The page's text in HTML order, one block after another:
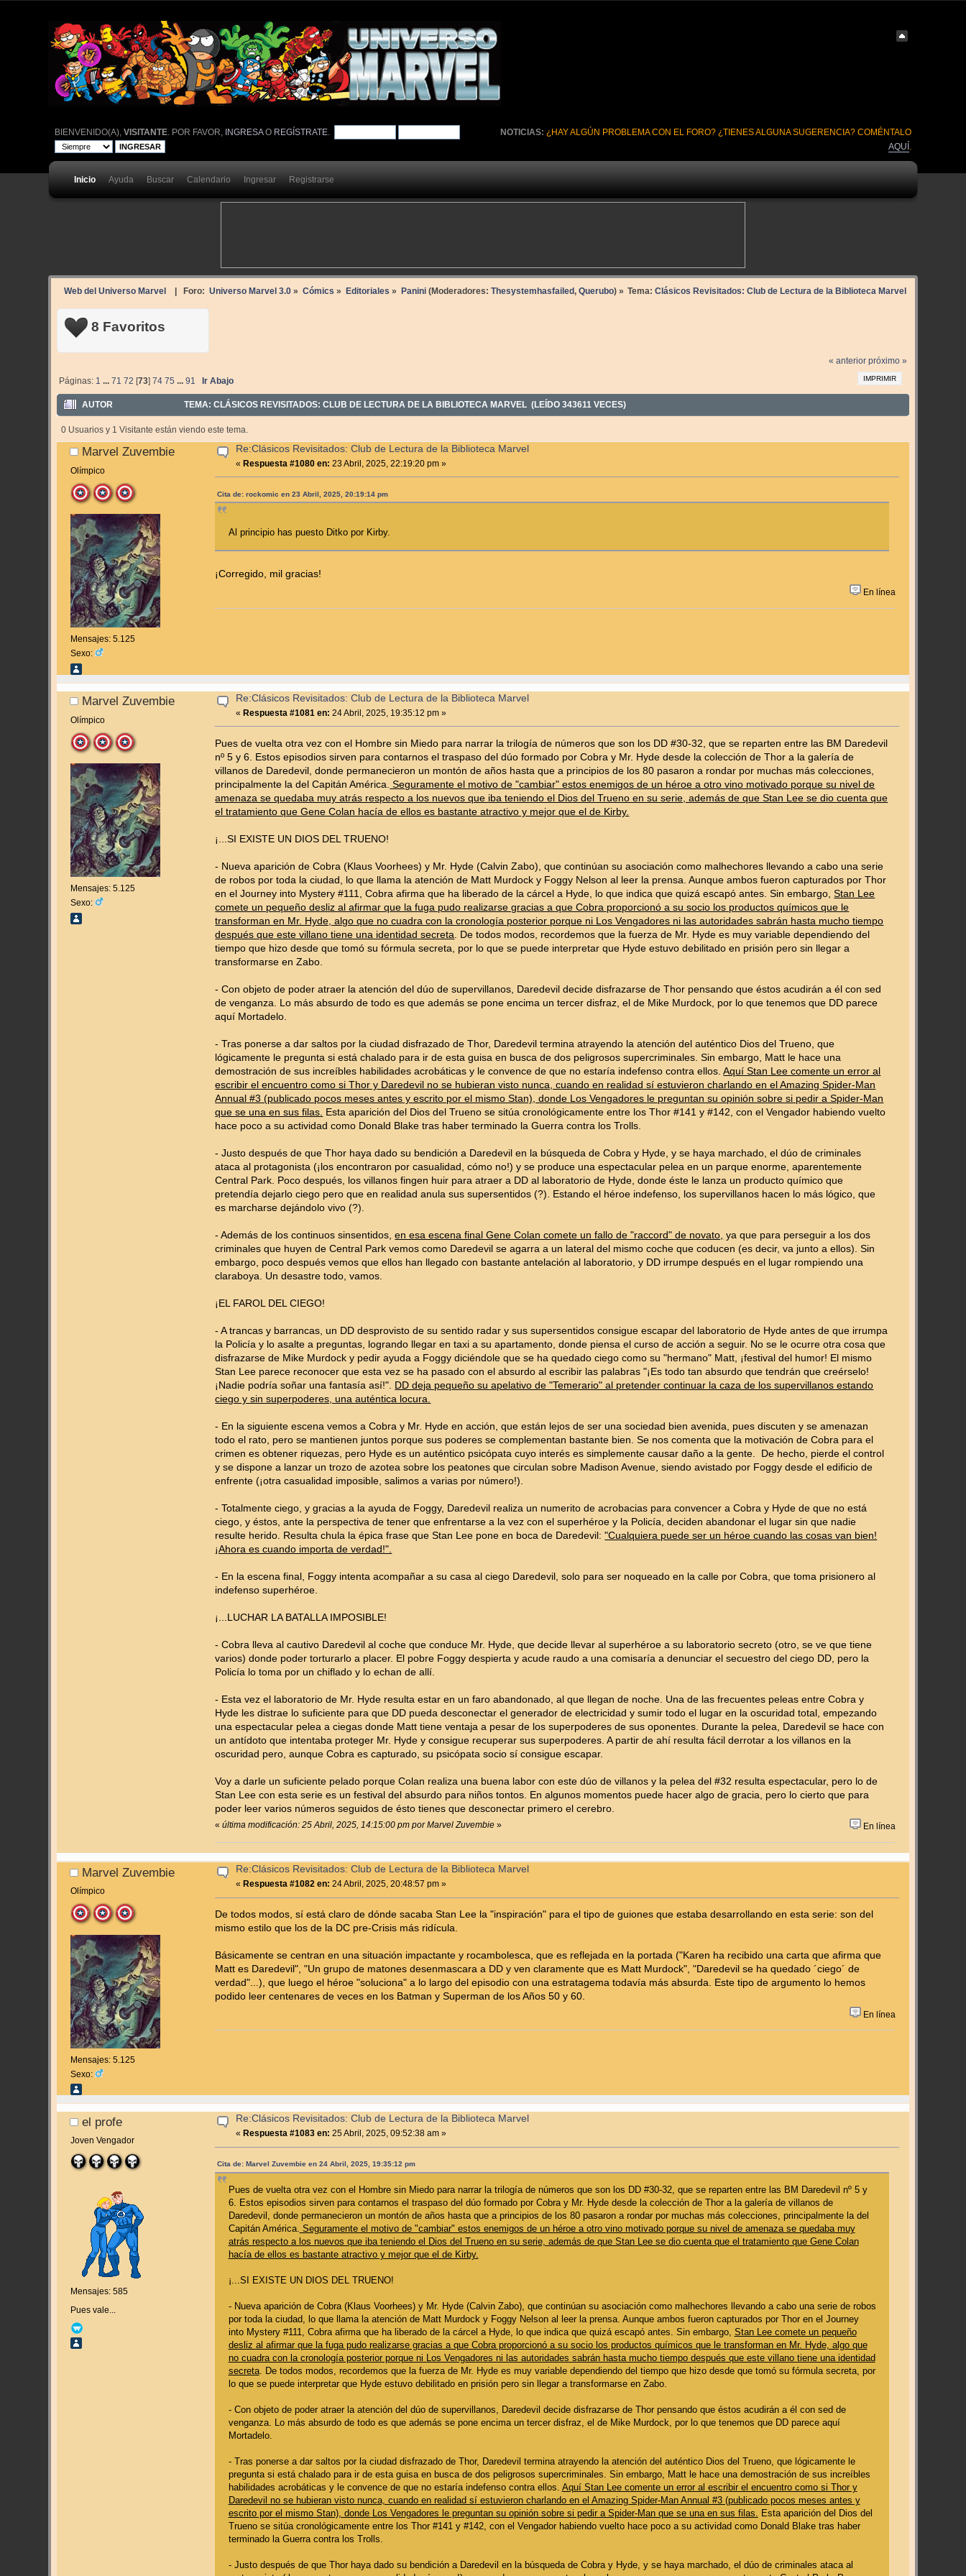
NOTICIAS: ¿HAY ALGÚN PROBLEMA CON EL FORO? ¿TIENES ALGUNA SUGERENCIA? COMÉNTALO
AQUÍ
BIENVENIDO(A), VISITANTE. POR FAVOR, INGRESAO REGÍSTRATE.
Inicio Ayuda Buscar Calendario Ingresar Registrarse
Web del Universo Marvel | Foro: Universo Marvel 3.0» Cómics » Editoriales » Panini(Moderadores: Thesystemhasfailed, Querubo) » Tema:Clásicos Revisitados: Club de Lectura de la Biblioteca Marvel
8 Favoritos
« anterior próximo »
IMPRIMIR
Páginas: 1 ... 71 72 [73] 74 75 ... 91 Ir Abajo
AUTOR TEMA: CLÁSICOS REVISITADOS: CLUB DE LECTURA DE LA BIBLIOTECA MARVEL (LEÍDO 343611 VECES)
0 Usuarios y 1 Visitante están viendo este tema.
Marvel Zuvembie
Olímpico
Mensajes: 5.125
Sexo:
Re:Clásicos Revisitados: Club de Lectura de la Biblioteca Marvel
«Respuesta #1080 en: 23 Abril, 2025, 22:19:20 pm »
Cita de: rockomic en 23 Abril, 2025, 20:19:14 pm
Al principio has puesto Ditko por Kirby.
¡Corregido, mil gracias!
En línea
Marvel Zuvembie
Olímpico
Mensajes: 5.125
Sexo:
Re:Clásicos Revisitados: Club de Lectura de la Biblioteca Marvel
«Respuesta #1081 en: 24 Abril, 2025, 19:35:12 pm »
Pues de vuelta otra vez con el Hombre sin Miedo para narrar la trilogía de números que son los DD #30-32, que se reparten entre las BM Daredevil
nº 5 y 6. Estos episodios sirven para contarnos el traspaso del dúo formado por Cobra y Mr. Hyde desde la colección de Thor a la galería de
villanos de Daredevil, donde permanecieron un montón de años hasta que a principios de los 80 pasaron a rondar por muchas más colecciones,
principalmente la del Capitán América. Seguramente el motivo de "cambiar" estos enemigos de un héroe a otro vino motivado porque su nivel de
amenaza se quedaba muy atrás respecto a los nuevos que iba teniendo el Dios del Trueno en su serie, además de que Stan Lee se dio cuenta que
el tratamiento que Gene Colan hacía de ellos es bastante atractivo y mejor que el de Kirby.
¡...SI EXISTE UN DIOS DEL TRUENO!
- Nueva aparición de Cobra (Klaus Voorhees) y Mr. Hyde (Calvin Zabo), que continúan su asociación como malhechores llevando a cabo una serie
de robos por toda la ciudad, lo que llama la atención de Matt Murdock y Foggy Nelson al leer la prensa. Aunque ambos fueron capturados por Thor
en el Journey into Mystery #111, Cobra afirma que ha liberado de la cárcel a Hyde, lo que indica que quizá escapó antes. Sin embargo,Stan Lee
comete un pequeño desliz al afirmar que la fuga pudo realizarse gracias a que Cobra proporcionó a su socio los productos químicos que le
transforman en Mr. Hyde, algo que no cuadra con la cronología posterior porque ni Los Vengadores ni las autoridades sabrán hasta mucho tiempo
después que este villano tiene una identidad secreta . De todos modos, recordemos que la fuerza de Mr. Hyde es muy variable dependiendo del
tiempo que hizo desde que tomó su fórmula secreta, por lo que se puede interpretar que Hyde estuvo debilitado en prisión pero sin llegar a
transformarse en Zabo.
- Con objeto de poder atraer la atención del dúo de supervillanos, Daredevil decide disfrazarse de Thor pensando que éstos acudirán a él con sed
de venganza. Lo más absurdo de todo es que además se pone encima un tercer disfraz, el de Mike Murdock, por lo que tenemos que DD parece
aquí Mortadelo.
- Tras ponerse a dar saltos por la ciudad disfrazado de Thor, Daredevil termina atrayendo la atención del auténtico Dios del Trueno, que
lógicamente le pregunta si está chalado para ir de esta guisa en busca de dos peligrosos supercriminales. Sin embargo, Matt le hace una
demostración de sus increíbles habilidades acrobáticas y le convence de que no estaría indefenso contra ellos.Aquí Stan Lee comente un error al
escribir el encuentro como si Thor y Daredevil no se hubieran visto nunca, cuando en realidad sí estuvieron charlando en el Amazing Spider-Man
Annual #3 (publicado pocos meses antes y escrito por el mismo Stan), donde Los Vengadores le preguntan su opinión sobre si pedir a Spider-Man
que se una en sus filas. Esta aparición del Dios del Trueno se sitúa cronológicamente entre los Thor #141 y #142, con el Vengador habiendo vuelto
hace poco a su actividad como Donald Blake tras haber terminado la Guerra contra los Trolls.
- Justo después de que Thor haya dado su bendición a Daredevil en la búsqueda de Cobra y Hyde, y se haya marchado, el dúo de criminales
ataca al protagonista (¡los encontraron por casualidad, cómo no!) y se produce una espectacular pelea en un parque enorme, aparentemente
Central Park. Poco después, los villanos fingen huir para atraer a DD al laboratorio de Hyde, donde éste le lanza un producto químico que
pretendía dejarlo ciego pero que en realidad anula sus supersentidos (?). Estando el héroe indefenso, los supervillanos hacen lo más lógico, que
es marcharse dejándolo vivo (?).
- Además de los continuos sinsentidos,en esa escena final Gene Colan comete un fallo de "raccord" de novato, ya que para perseguir a los dos
criminales que huyen de Central Park vemos como Daredevil se agarra a un lateral del mismo coche que coducen (es decir, va junto a ellos). Sin
embargo, poco después vemos que ellos han llegado con bastante antelación al laboratorio, y DD irrumpe después en el lugar rompiendo una
claraboya. Un desastre todo, vamos.
¡EL FAROL DEL CIEGO!
- A trancas y barrancas, un DD desprovisto de su sentido radar y sus supersentidos consigue escapar del laboratorio de Hyde antes de que irrumpa
la Policía y lo asalte a preguntas, logrando llegar en taxi a su apartamento, donde piensa el curso de acción a seguir. No se le ocurre otra cosa que
disfrazarse de Mike Murdock y pedir ayuda a Foggy diciéndole que se ha quedado ciego como su "hermano" Matt, ¡festival del humor! El mismo
Stan Lee parece reconocer que esta vez se ha pasado con el absurdo al escribir las palabras "¡Es todo tan absurdo que tendrán que creérselo!
¡Nadie podría soñar una fantasía así!". DD deja pequeño su apelativo de "Temerario" al pretender continuar la caza de los supervillanos estando
ciego y sin superpoderes, una auténtica locura.
- En la siguiente escena vemos a Cobra y Mr. Hyde en acción, que están lejos de ser una sociedad bien avenida, pues discuten y se amenazan
todo el rato, pero se mantienen juntos porque sus poderes se complementan bastante bien. Se nos comenta que la motivación de Cobra para el
crimen es obtener riquezas, pero Hyde es un auténtico psicópata cuyo interés es simplemente causar daño a la gente. De hecho, pierde el control
y se dispone a lanzar un trozo de azotea sobre los peatones que circulan sobre Madison Avenue, siendo avistado por Foggy desde el edificio de
enfrente (¡otra casualidad imposible, salimos a varias por número!).
- Totalmente ciego, y gracias a la ayuda de Foggy, Daredevil realiza un numerito de acrobacias para convencer a Cobra y Hyde de que no está
ciego, y éstos, ante la perspectiva de tener que enfrentarse a la vez con el superhéroe y la Policía, deciden abandonar el lugar sin que nadie
resulte herido. Resulta chula la épica frase que Stan Lee pone en boca de Daredevil:"Cualquiera puede ser un héroe cuando las cosas van bien!
¡Ahora es cuando importa de verdad!".
- En la escena final, Foggy intenta acompañar a su casa al ciego Daredevil, solo para ser noqueado en la calle por Cobra, que toma prisionero al
indefenso superhéroe.
¡...LUCHAR LA BATALLA IMPOSIBLE!
- Cobra lleva al cautivo Daredevil al coche que conduce Mr. Hyde, que decide llevar al superhéroe a su laboratorio secreto (otro, se ve que tiene
varios) donde poder torturarlo a placer. El pobre Foggy despierta y acude raudo a una comisaría a denunciar el secuestro del ciego DD, pero la
Policía lo toma por un chiflado y lo echan de allí.
- Esta vez el laboratorio de Mr. Hyde resulta estar en un faro abandonado, al que llegan de noche. Una de las frecuentes peleas entre Cobra y
Hyde les distrae lo suficiente para que DD pueda desconectar el generador de electricidad y sumir todo el lugar en la oscuridad total, empezando
una espectacular pelea a ciegas donde Matt tiene ventaja a pesar de los superpoderes de sus oponentes. Durante la pelea, Daredevil se hace con
un antídoto que intentaba proteger Mr. Hyde y consigue recuperar sus superpoderes. A partir de ahí resulta fácil derrotar a los villanos en la
oscuridad pero, aunque Cobra es capturado, su psicópata socio sí consigue escapar.
Voy a darle un suficiente pelado porque Colan realiza una buena labor con este dúo de villanos y la pelea del #32 resulta espectacular, pero lo de
Stan Lee con esta serie es un festival del absurdo para niños tontos. En algunos momentos puede hacer algo de gracia, pero lo cierto que para
poder leer varios números seguidos de ésto tienes que desconectar primero el cerebro.
«última modificación: 25 Abril, 2025, 14:15:00 pm por Marvel Zuvembie » En línea
Marvel Zuvembie
Olímpico
Mensajes: 5.125
Sexo:
Re:Clásicos Revisitados: Club de Lectura de la Biblioteca Marvel
« Respuesta #1082 en: 24 Abril, 2025, 20:48:57 pm »
De todos modos, sí está claro de dónde sacaba Stan Lee la "inspiración" para el tipo de guiones que estaba desarrollando en esta serie: son del
mismo estilo que los de la DC pre-Crisis más ridícula.
Básicamente se centran en una situación impactante y rocambolesca, que es reflejada en la portada ("Karen ha recibido una carta que afirma que
Matt es Daredevil", "Un grupo de matones desenmascara a DD y ven claramente que es Matt Murdock", "Daredevil se ha quedado ´ciego´ de
verdad"...), que luego el héroe "soluciona" a lo largo del episodio con una estratagema todavía más absurda. Este tipo de argumento lo hemos
podido leer centenares de veces en los Batman y Superman de los Años 50 y 60.
En línea
el profe
Joven Vengador
Mensajes: 585
Pues vale...
Re:Clásicos Revisitados: Club de Lectura de la Biblioteca Marvel
« Respuesta #1083 en: 25 Abril, 2025, 09:52:38 am »
Cita de: Marvel Zuvembie en 24 Abril, 2025, 19:35:12 pm
Pues de vuelta otra vez con el Hombre sin Miedo para narrar la trilogía de números que son los DD #30-32, que se reparten entre las BM Daredevil nº 5 y
6. Estos episodios sirven para contarnos el traspaso del dúo formado por Cobra y Mr. Hyde desde la colección de Thor a la galería de villanos de
Daredevil, donde permanecieron un montón de años hasta que a principios de los 80 pasaron a rondar por muchas más colecciones, principalmente la del
Capitán América. Seguramente el motivo de "cambiar" estos enemigos de un héroe a otro vino motivado porque su nivel de amenaza se quedaba muy
atrás respecto a los nuevos que iba teniendo el Dios del Trueno en su serie, además de que Stan Lee se dio cuenta que el tratamiento que Gene Colan
hacía de ellos es bastante atractivo y mejor que el de Kirby.
¡...SI EXISTE UN DIOS DEL TRUENO!
- Nueva aparición de Cobra (Klaus Voorhees) y Mr. Hyde (Calvin Zabo), que continúan su asociación como malhechores llevando a cabo una serie de robos
por toda la ciudad, lo que llama la atención de Matt Murdock y Foggy Nelson al leer la prensa. Aunque ambos fueron capturados por Thor en el Journey
into Mystery #111, Cobra afirma que ha liberado de la cárcel a Hyde, lo que indica que quizá escapó antes. Sin embargo, Stan Lee comete un pequeño
desliz al afirmar que la fuga pudo realizarse gracias a que Cobra proporcionó a su socio los productos químicos que le transforman en Mr. Hyde, algo que
no cuadra con la cronología posterior porque ni Los Vengadores ni las autoridades sabrán hasta mucho tiempo después que este villano tiene una identidad
secreta. De todos modos, recordemos que la fuerza de Mr. Hyde es muy variable dependiendo del tiempo que hizo desde que tomó su fórmula secreta, por
lo que se puede interpretar que Hyde estuvo debilitado en prisión pero sin llegar a transformarse en Zabo.
- Con objeto de poder atraer la atención del dúo de supervillanos, Daredevil decide disfrazarse de Thor pensando que éstos acudirán a él con sed de
venganza. Lo más absurdo de todo es que además se pone encima un tercer disfraz, el de Mike Murdock, por lo que tenemos que DD parece aquí
Mortadelo.
- Tras ponerse a dar saltos por la ciudad disfrazado de Thor, Daredevil termina atrayendo la atención del auténtico Dios del Trueno, que lógicamente le
pregunta si está chalado para ir de esta guisa en busca de dos peligrosos supercriminales. Sin embargo, Matt le hace una demostración de sus increíbles
habilidades acrobáticas y le convence de que no estaría indefenso contra ellos. Aquí Stan Lee comente un error al escribir el encuentro como si Thor y
Daredevil no se hubieran visto nunca, cuando en realidad sí estuvieron charlando en el Amazing Spider-Man Annual #3 (publicado pocos meses antes y
escrito por el mismo Stan), donde Los Vengadores le preguntan su opinión sobre si pedir a Spider-Man que se una en sus filas.
Esta aparición del Dios del
Trueno se sitúa cronológicamente entre los Thor #141 y #142, con el Vengador habiendo vuelto hace poco a su actividad como Donald Blake tras haber
terminado la Guerra contra los Trolls.
- Justo después de que Thor haya dado su bendición a Daredevil en la búsqueda de Cobra y Hyde, y se haya marchado, el dúo de criminales ataca al